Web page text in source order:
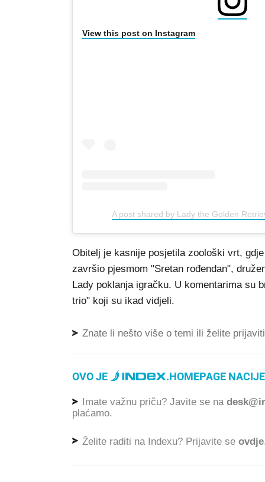
View this post on Instagram
A post shared by Lady the Golden
Obitelj je kasnije posjetila zoološki vrt,
završio pjesmom "Sretan rođendan",
Lady poklanja igračku. U komentarima su
trio" koji su ikad vidjeli.
Znate li nešto više o temi ili želite
OVO JE .HOMEPAGE
Imate važnu priču? Javite se na
plaćamo.
Želite raditi na Indexu? Prijavite se ovdje